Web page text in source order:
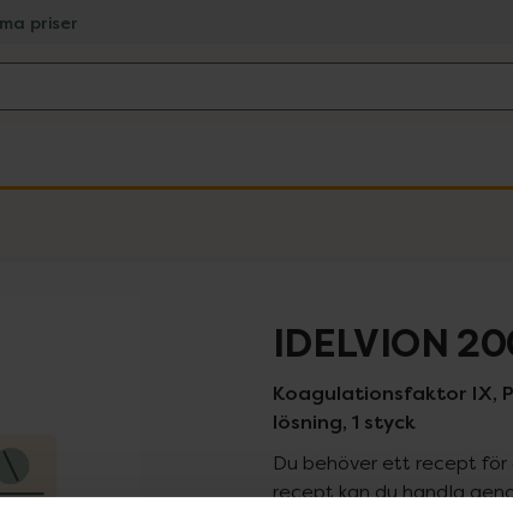
priser
IDELVION
Koagulationsfaktor IX,
lösning, 1 styck
Du behöver ett recept för
recept kan du handla